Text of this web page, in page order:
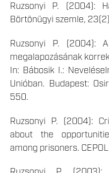
Ruzsonyi P. (2004):
Börtönügyi szemle,
Ruzsonyi P. (2004):
megalapozásának
In: Bábosik I.:
Unióban. Budapest:
550.
Ruzsonyi P. (2004):
about the
among prisoners. CEPOL